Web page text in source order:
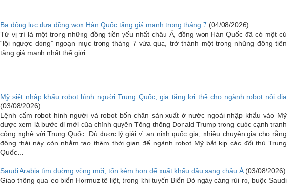
Ba động lực đưa đồng won Hàn Quốc tăng giá mạnh trong tháng 7 (04/08/2026)
Từ vị trí là một trong những đồng tiền yếu nhất châu Á, đồng won Hàn Quốc đã có một cú
“lội ngược dòng” ngoạn mục trong tháng 7 vừa qua, trở thành một trong những đồng tiền
tăng giá mạnh nhất thế giới...
Mỹ siết nhập khẩu robot hình người Trung Quốc, gia tăng lợi thế cho ngành robot nội địa
(03/08/2026)
Lệnh cấm robot hình người và robot bốn chân sản xuất ở nước ngoài nhập khẩu vào Mỹ
được xem là bước đi mới của chính quyền Tổng thống Donald Trump trong cuộc cạnh tranh
công nghệ với Trung Quốc. Dù được lý giải vì an ninh quốc gia, nhiều chuyên gia cho rằng
động thái này còn nhằm tạo thêm thời gian để ngành robot Mỹ bắt kịp các đối thủ Trung
Quốc…
Saudi Arabia tìm đường vòng mới, tốn kém hơn để xuất khẩu dầu sang châu Á (03/08/2026)
Giao thông qua eo biển Hormuz tê liệt, trong khi tuyến Biển Đỏ ngày càng rủi ro, buộc Saudi